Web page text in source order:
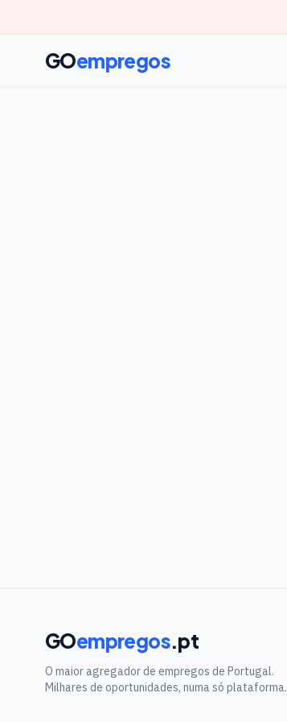
GOempregos
GOempregos.pt
O maior agregador de empregos de Portugal.
Milhares de oportunidades, numa só plataforma.